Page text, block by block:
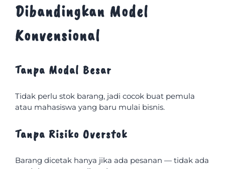
Dibandingkan Model
Konvensional
Tanpa Modal Besar
Tidak perlu stok barang, jadi cocok buat pemula
atau mahasiswa yang baru mulai bisnis.
Tanpa Risiko Overstok
Barang dicetak hanya jika ada pesanan — tidak ada